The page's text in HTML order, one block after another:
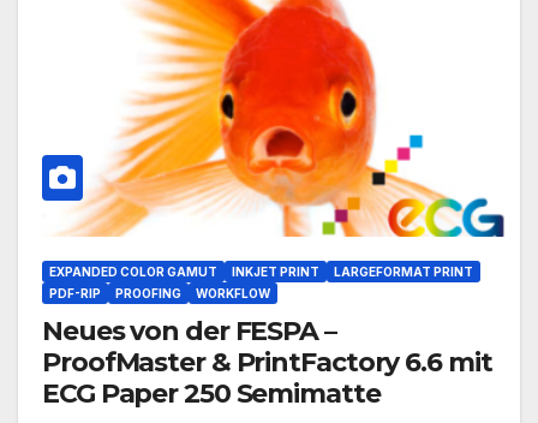
EXPANDED COLOR GAMUT INKJET PRINT
LARGEFORMAT PRINT
PDF-RIP
PROOFING WORKFLOW
Neues von der FESPA –
ProofMaster & PrintFactory 6.6 mit
ECG Paper 250 Semimatte